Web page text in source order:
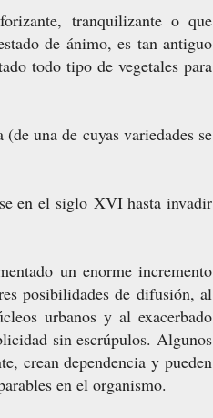
tranquilizante o que
de ánimo, es tan antiguo
todo tipo de vegetales para
una de cuyas variedades se
en el siglo XVI hasta invadir
un enorme incremento
posibilidades de difusión, al
urbanos y al exacerbado
sin escrúpulos. Algunos
crean dependencia y pueden
en el organismo.